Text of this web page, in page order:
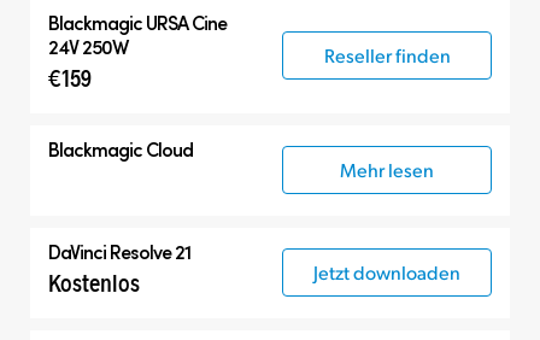
BlackmagicURSA Cine
24V 250W
€159
Reseller finden
Blackmagic Cloud
Mehr lesen
DaVinci Resolve 21
Kostenlos Jetzt downloaden